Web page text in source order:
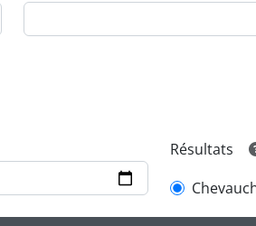
Résultats